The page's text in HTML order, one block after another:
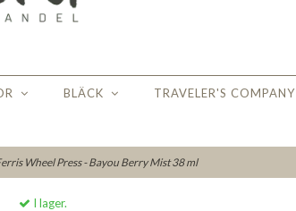
BLÄCK TRAVELER'S COMPANY
Wheel Press - Bayou Berry Mist 38 ml
I lager.